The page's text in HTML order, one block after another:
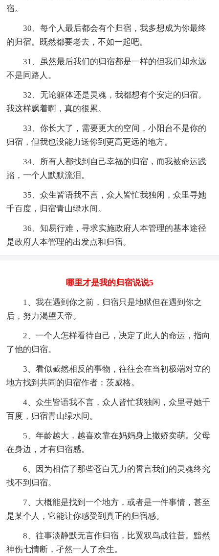
宿。
30、每个人最后都会有个归宿，我多想成为你最终
的归宿。既然都要老去，不如一起吧。
31、虽然最后我们的归宿都是一样的但我们却永远
不是同路人。
32、无论躯体还是灵魂，我都想有个安定的归宿。
我这样飘着啊，真的很累。
33、你长大了，需要更大的空间，小阳台不是你的
归宿，但我也没能力送你到更高更远的地方。
34、所有人都找到自己幸福的归宿，而我被命运践
踏，一个人默默流泪。
35、众生皆语我不言，众人皆忙我独闲，众里寻她
千百度，归宿青山绿水间。
36、知易行难，寻求实施政府人本管理的基本途径
是政府人本管理的出发点和归宿。
哪里才是我的归宿说说5
1、我在遇到你之前，归宿只是地狱但在遇到你之
后，努力渴望天帝。
2、一个人怎样看待自己，决定了此人的命运，指向
了他的归宿。
3、看似截然相反的事物，往往会在当初极端对立的
地方找到共同的归宿作者：茨威格。
4、众生皆语我不言，众人皆忙我独闲，众里寻她千
百度，归宿青山绿水间。
5、年龄越大，越喜欢靠在妈妈身上撒娇卖萌。父母
在身边，才有归宿感。
6、因为相信了那些苍白无力的誓言我们的灵魂终究
找不到归宿。
7、大概能是找到一个地方，或者是一件事情，甚至
是某个人，它能让你感受到真正的归宿感。
8、往事淡静默无言作归宿，比翼双鸟成往昔。黯然
神伤七情断，孑然一人了余生。